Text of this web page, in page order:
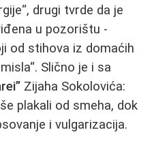
drugi tvrde da je
u pozorištu -
od stihova iz domaćih
Slično je i sa
Zijaha Sokolovića:
plakali od smeha, dok
i vulgarizacija.